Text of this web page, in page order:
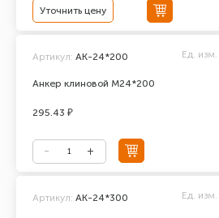
Уточнить цену
Анкер клиновой М24*200
Артикул: АК-24*200 Ед. изм.
295.43 ₽
Артикул: АК-24*300 Ед. изм.